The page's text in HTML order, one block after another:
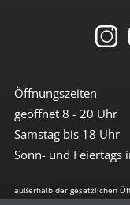
Öffnungszeiten
geöffnet 8 - 20 Uhr
Samstag bis 18 Uhr
Sonn- und Feiertags
außerhalb der gesetzlichen